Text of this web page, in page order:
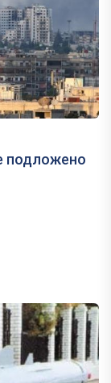
подложено